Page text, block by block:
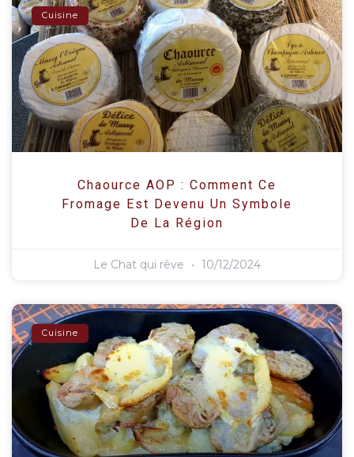
Cuisine
Chaource AOP : Comment Ce
Fromage Est Devenu Un Symbole
De La Région
Le Chat qui rêve 10/12/2024
Cuisine